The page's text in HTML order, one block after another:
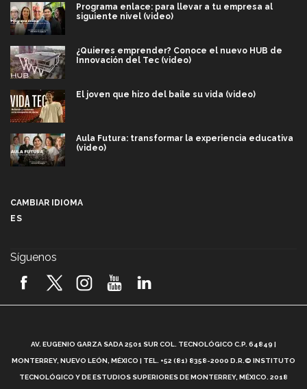
Programa enlace: para llevar a tu empresa al
siguiente nivel (video)
¿Quieres emprender? Conoce el nuevo HUB de
Innovación del Tec (video)
El joven que hizo del baile su vida (video)
Aula Futura: transformar la experiencia educativa
(video)
2026! (video)
¿Cómo es el Modelo Educativo Tec? (video)
CAMBIAR IDIOMA
ES
Síguenos
AV. EUGENIO GARZA SADA 2501 SUR COL. TECNOLÓGICO C.P. 64849 |
MONTERREY, NUEVO LEÓN, MÉXICO | TEL. +52 (81) 8358-2000 D.R.© INSTITUTO
TECNOLÓGICO Y DE ESTUDIOS SUPERIORES DE MONTERREY, MÉXICO. 2018